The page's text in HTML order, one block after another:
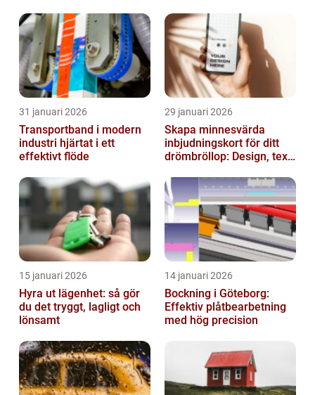
31 januari 2026
Transportband i modern
industri hjärtat i ett
effektivt flöde
29 januari 2026
Skapa minnesvärda
inbjudningskort för ditt
drömbröllop: Design, text
15 januari 2026
Hyra ut lägenhet: så gör
du det tryggt, lagligt och
lönsamt
14 januari 2026
Bockning i Göteborg:
Effektiv plåtbearbetning
med hög precision